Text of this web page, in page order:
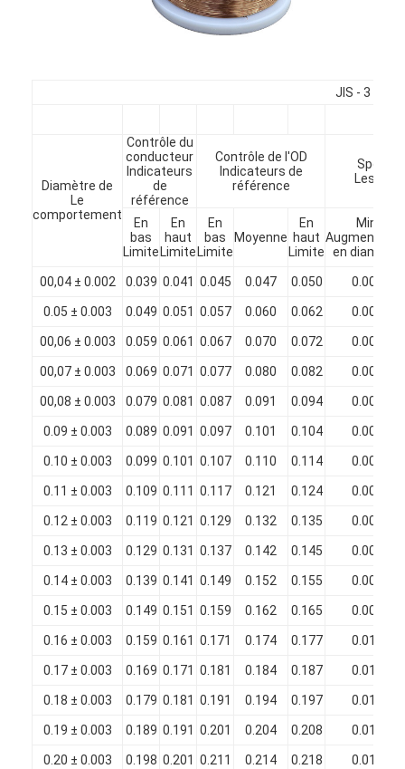
Nous contacter
Les affaires
Demandez un devis
fils ronds de cuivre émaillés
Fil de laminage en cuivre émaillé
fils magnétiques émaillés
fils de cuivre plat émaillés
fil de litz
Fil magnétique à haute température
JIS - 3
Diamètre de
Le
comportement
Contrôle du
conducteur
Indicateurs
de
référence
Contrôle de l'OD
Indicateurs de
référence
Les
En
bas
Limite
En
haut
Limite
En
bas
Limite
Moyenne
En
haut
Limite
Min.
en diamètre
00,04 ± 0.002 0.039 0.041 0.045 0.047 0.050 0.004
0.05 ± 0.003 0.049 0.051 0.057 0.060 0.062 0.006
00,06 ± 0.003 0.059 0.061 0.067 0.070 0.072 0.006
00,07 ± 0.003 0.069 0.071 0.077 0.080 0.082 0.006
00,08 ± 0.003 0.079 0.081 0.087 0.091 0.094 0.006
0.09 ± 0.003 0.089 0.091 0.097 0.101 0.104 0.006
0.10 ± 0.003 0.099 0.101 0.107 0.110 0.114 0.006
0.11 ± 0.003 0.109 0.111 0.117 0.121 0.124 0.006
0.12 ± 0.003 0.119 0.121 0.129 0.132 0.135 0.008
0.13 ± 0.003 0.129 0.131 0.137 0.142 0.145 0.008
0.14 ± 0.003 0.139 0.141 0.149 0.152 0.155 0.008
0.15 ± 0.003 0.149 0.151 0.159 0.162 0.165 0.008
0.16 ± 0.003 0.159 0.161 0.171 0.174 0.177 0.010
0.17 ± 0.003 0.169 0.171 0.181 0.184 0.187 0.010
0.18 ± 0.003 0.179 0.181 0.191 0.194 0.197 0.010
0.19 ± 0.003 0.189 0.191 0.201 0.204 0.208 0.010
0.20 ± 0.003 0.198 0.201 0.211 0.214 0.218 0.010